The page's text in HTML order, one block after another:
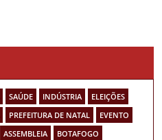
SAÚDE INDÚSTRIA
ELEIÇÕES
PREFEITURA DE NATAL
EVENTO
ASSEMBLEIA
BOTAFOGO